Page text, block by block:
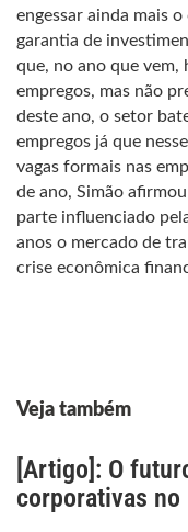
engessar ainda mais
garantia de
que, no ano que vem,
empregos, mas não
deste ano, o setor
empregos já que
vagas formais nas
de ano, Simão
parte influenciado
anos o mercado de
crise econômica
Veja também
[Artigo]: O
corporativas no